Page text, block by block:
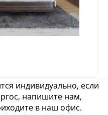
индивидуально, если
напишите нам,
в наш офис.